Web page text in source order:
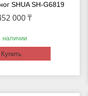
SHUA SH-G6819
000 ₸
наличии
Купить